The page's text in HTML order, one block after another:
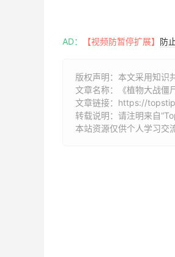
AD： 【视频防暂停扩展】 防
版权声明：本文采用知识
文章名称：《植物大战僵
文章链接： https://
转载说明：请注明来自
本站资源仅供个人学习交